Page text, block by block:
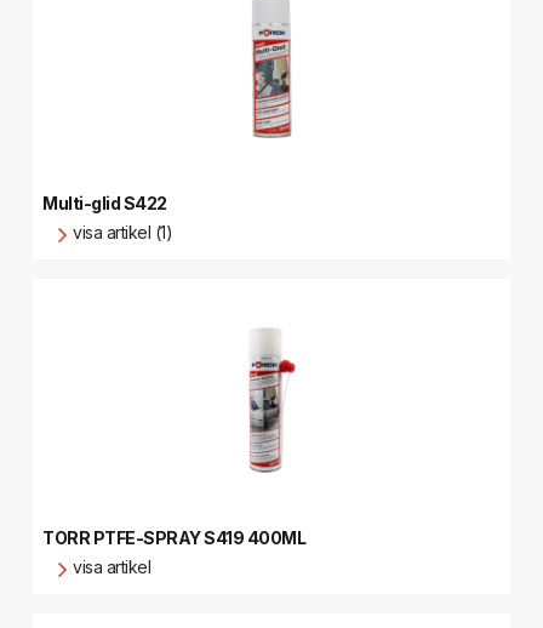
Multi-glid S422
visa artikel (1)
TORR PTFE-SPRAY S419 400ML
visa artikel